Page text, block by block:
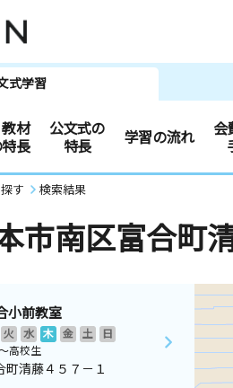
式学習
材
長
公文式の
特長
学習の流れ
会
す 検索結果
市南区富合町
小前教室
火 水 木 金 土
日
高校生
清藤４５７－１